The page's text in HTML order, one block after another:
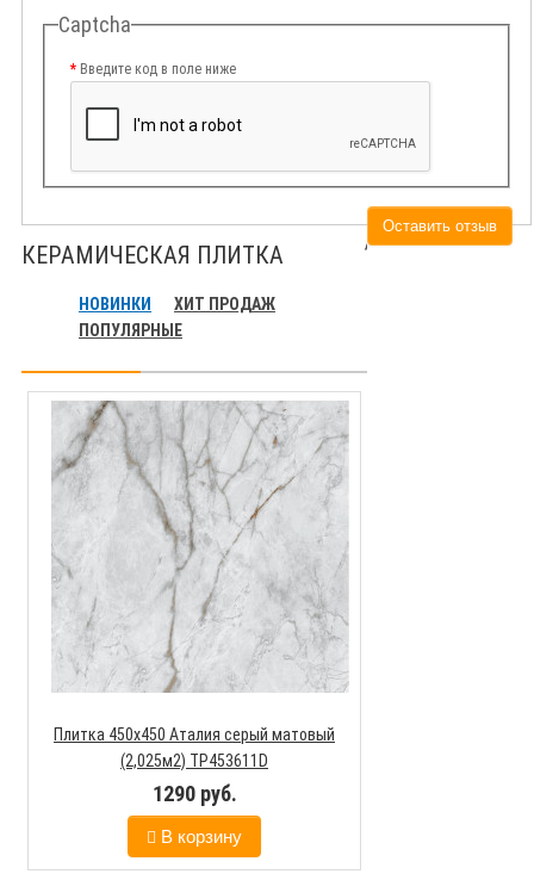
Captcha
Введите код в поле ниже
Оставить отзыв
КЕРАМИЧЕСКАЯ ПЛИТКА
НОВИНКИ
ХИТ ПРОДАЖ
ПОПУЛЯРНЫЕ
Плитка 450х450 Аталия серый матовый
(2,025м2) ТР453611D
1290 руб.
В корзину